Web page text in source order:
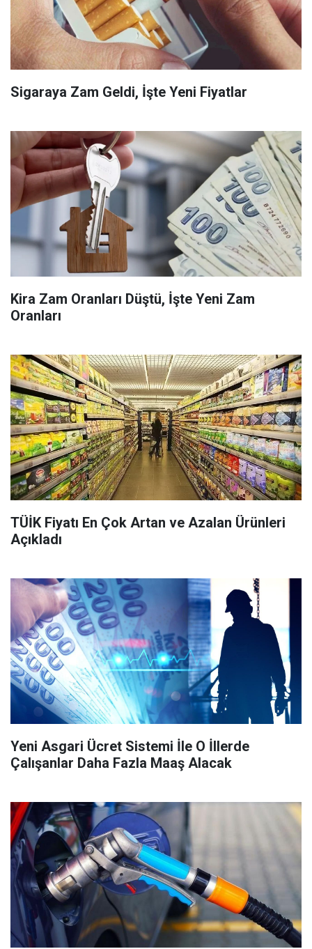
Sigaraya Zam Geldi, İşte Yeni Fiyatlar
Kira Zam Oranları Düştü, İşte Yeni Zam
Oranları
TÜİK Fiyatı En Çok Artan ve Azalan Ürünleri
Açıkladı
Yeni Asgari Ücret Sistemi İle O İllerde
Çalışanlar Daha Fazla Maaş Alacak